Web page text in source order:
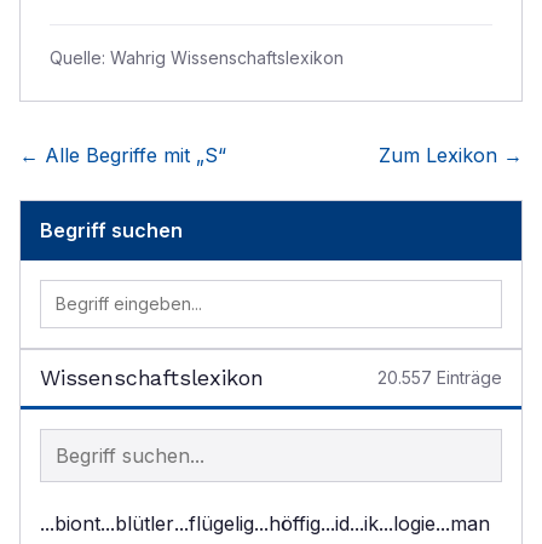
Quelle: Wahrig Wissenschaftslexikon
← Alle Begriffe mit „S“ Zum Lexikon →
Begriff suchen
Wissenschaftslexikon 20.557 Einträge
Begriff im Lexikon suchen
...biont...blütler...flügelig...höffig...id...ik...logie...man